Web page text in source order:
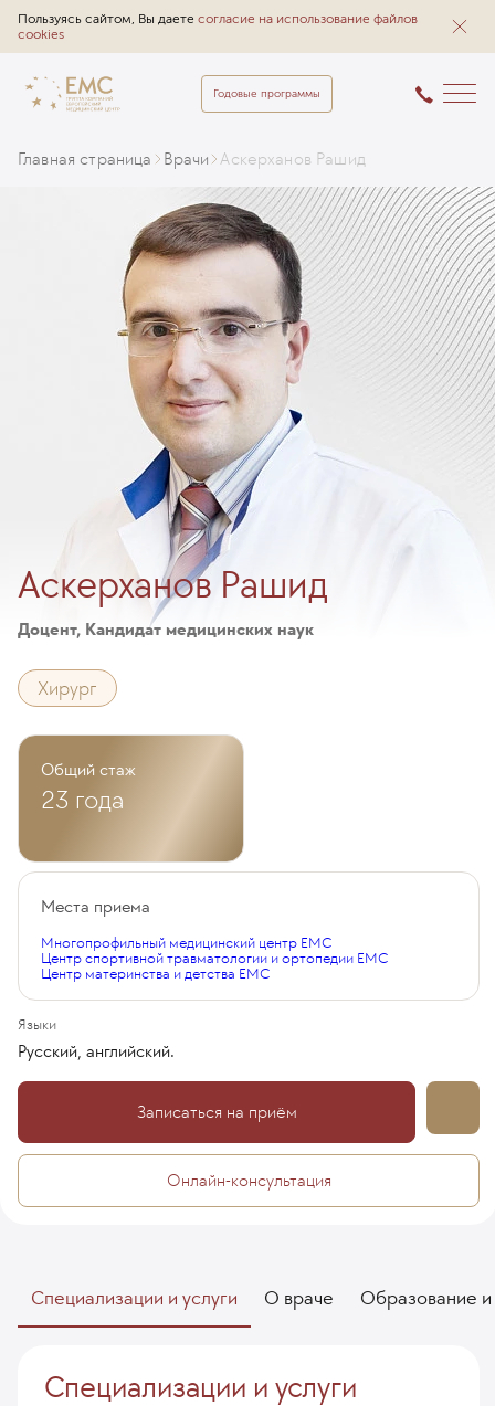
Пользуясь сайтом, Вы даете согласие на использование файлов
cookies
Годовые программы
Главная страница Врачи Аскерханов Рашид
Аскерханов Рашид
Доцент, Кандидат медицинских наук
Хирург
Общий стаж
23 года
Места приема
Многопрофильный медицинский центр EMC
Центр спортивной травматологии и ортопедии EMC
Центр материнства и детства EMC
Языки
Русский, английский.
Записаться на приём
Онлайн-консультация
Специализации и услуги О враче Образование
Специализации и услуги